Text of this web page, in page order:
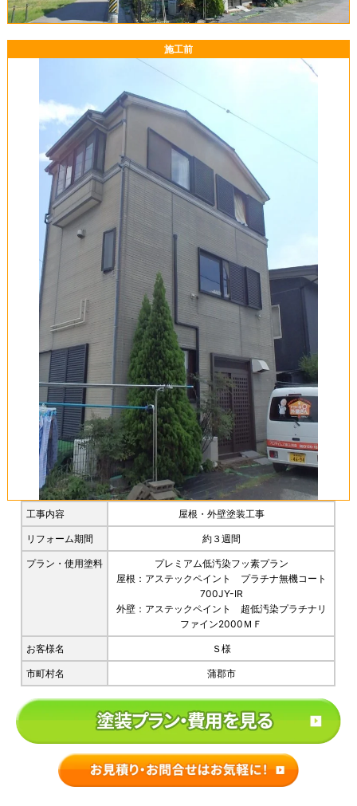
工事内容 屋根・外壁塗装工事
リフォーム期間 約３週間
プラン・使用塗料
プレミアム低汚染フッ素プラン
屋根：アステックペイント プラチナ無機コート
700JY-IR
外壁：アステックペイント 超低汚染プラチナリ
ファイン2000ＭＦ
お客様名 Ｓ様
市町村名 蒲郡市